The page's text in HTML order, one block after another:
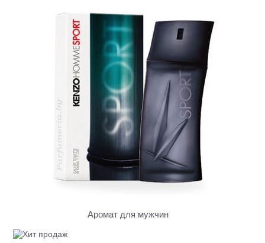
Аромат для мужчин